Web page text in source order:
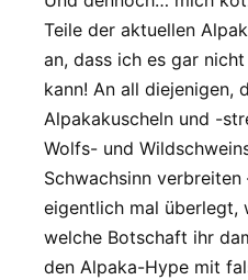
Teile der aktuellen
an, dass ich es gar
kann! An all diejenigen,
Alpakakuscheln und -
Wolfs- und
Schwachsinn
eigentlich mal überlegt,
welche Botschaft ihr
den Alpaka-Hype mit